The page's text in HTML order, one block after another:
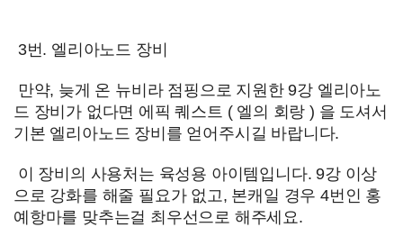
3번. 엘리아노드 장비
만약, 늦게 온 뉴비라 점핑으로 지원한 9강 엘리아노
드 장비가 없다면 에픽 퀘스트 ( 엘의 회랑 ) 을 도셔서
기본 엘리아노드 장비를 얻어주시길 바랍니다.
이 장비의 사용처는 육성용 아이템입니다. 9강 이상
으로 강화를 해줄 필요가 없고, 본캐일 경우 4번인 홍
예항마를 맞추는걸 최우선으로 해주세요.